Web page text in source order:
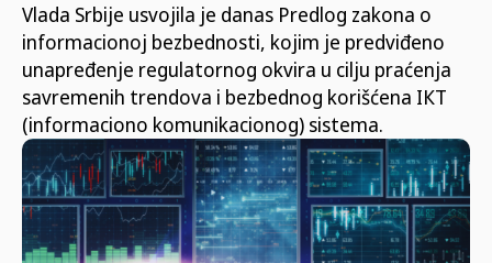
Vlada Srbije usvojila je danas Predlog zakona o
informacionoj bezbednosti, kojim je predviđeno
unapređenje regulatornog okvira u cilju praćenja
savremenih trendova i bezbednog korišćena IКT
(informaciono komunikacionog) sistema.